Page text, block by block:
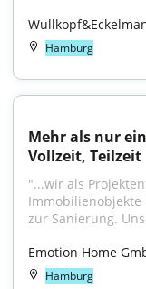
Hamburg
Mehr als nur
Vollzeit, Teilzeit
"...wir als
zur Sanierung.
Emotion Home
Hamburg